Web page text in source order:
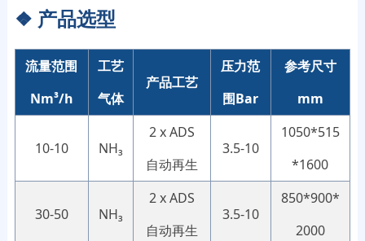
❖ 产品选型
流量范围
Nm³/h
工艺
气体
产品工艺
压力范
围Bar
参考尺寸
mm
10-10 NH₃
2 x ADS
自动再生
3.5-10
1050*515
*1600
30-50 NH₃
2 x ADS
自动再生
3.5-10
850*900*
2000